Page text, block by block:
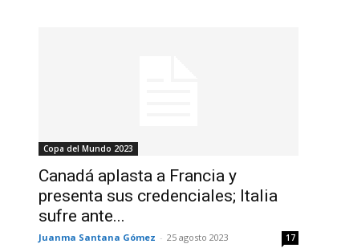
Copa del Mundo 2023
Canadá aplasta a Francia y
presenta sus credenciales; Italia
sufre ante...
Juanma Santana Gómez - 25 agosto 2023 17